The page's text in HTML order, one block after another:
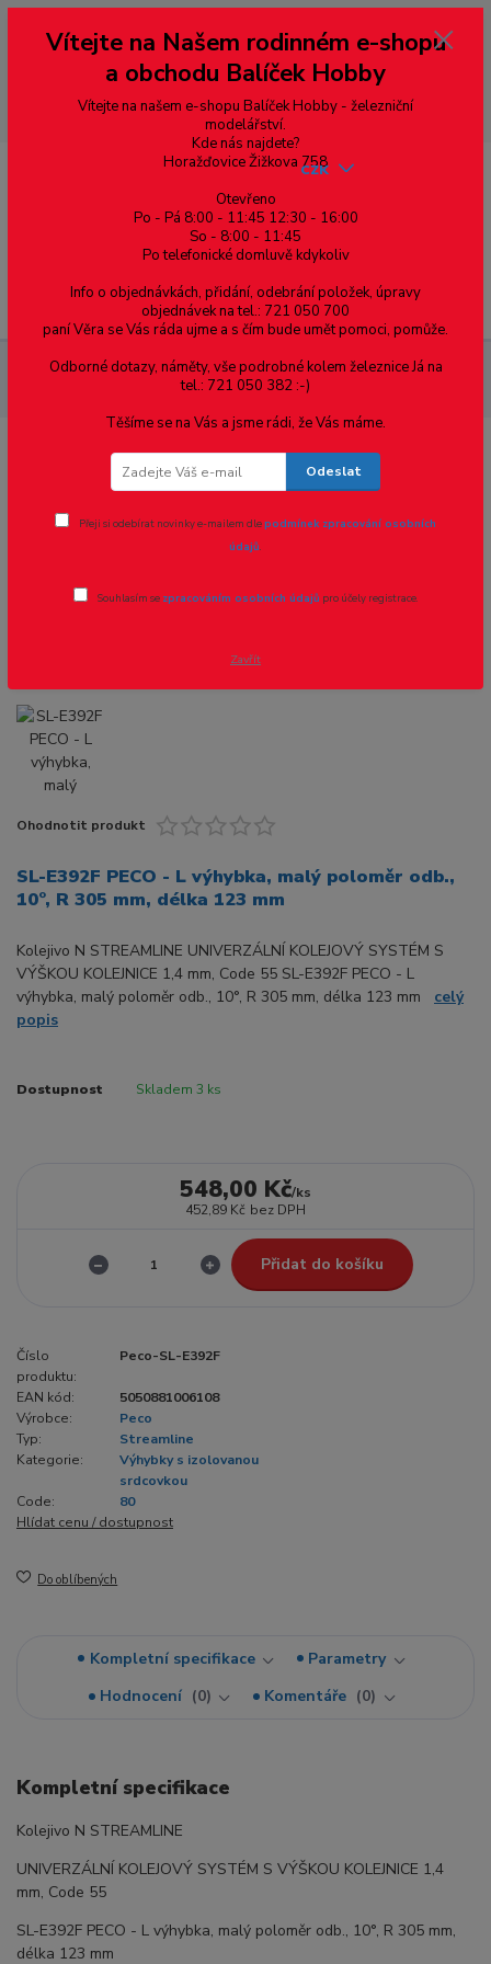
--- pro zákazníky ze Slovenska a jiných zemí, pokud chcete platit v eurech
přepněte si e-shop na euro 💶 pro přepočet měny - pravý horní roh ---
dobírky – pokud si z nějakého důvodu zásilku nevyzvednete, bude po
domluvě zaslána znovu s opětovnou platbou za poštovné, v opačném
případě bude zrušena a účet přidán na blacklist a rušeny následující
objednávky.
Menu
CZK
Železniční modelářství
SL-E392F PECO - L výhybka, malý
poloměr odb., 10°, R 305 mm, délka 123 mm
SL-E392F PECO - L výhybka, malý
poloměr odb., 10°, R 305 mm, délka
123 mm
Ohodnotit produkt
SL-E392F PECO - L výhybka, malý poloměr odb.,
10°, R 305 mm, délka 123 mm
Kolejivo N STREAMLINE UNIVERZÁLNÍ KOLEJOVÝ SYSTÉM S
VÝŠKOU KOLEJNICE 1,4 mm, Code 55 SL-E392F PECO - L
výhybka, malý poloměr odb., 10°, R 305 mm, délka 123 mm celý
popis
Dostupnost Skladem 3 ks
548,00 Kč/ks
452,89 Kč bez DPH
Přidat do košíku
Číslo
produktu:
Peco-SL-E392F
EAN kód:
5050881006108
Výrobce:
Peco
Typ:
Streamline
Kategorie:
Výhybky s izolovanou
srdcovkou
Code:
80
Hlídat cenu / dostupnost
Do oblíbených
Kompletní specifikace
Parametry
Hodnocení
0 Komentáře 0
Kompletní specifikace
Kolejivo N STREAMLINE
UNIVERZÁLNÍ KOLEJOVÝ SYSTÉM S VÝŠKOU KOLEJNICE 1,4
mm, Code 55
SL-E392F PECO - L výhybka, malý poloměr odb., 10°, R 305 mm,
délka 123 mm
Vítejte na Našem rodinném e-shopu
a obchodu Balíček Hobby
Vítejte na našem e-shopu Balíček Hobby - železniční
modelářství.
Kde nás najdete?
Horažďovice Žižkova 758
Otevřeno
Po - Pá 8:00 - 11:45 12:30 - 16:00
So - 8:00 - 11:45
Po telefonické domluvě kdykoliv
Info o objednávkách, přidání, odebrání položek, úpravy
objednávek na tel.: 721 050 700
paní Věra se Vás ráda ujme a s čím bude umět pomoci, pomůže.
Odborné dotazy, náměty, vše podrobné kolem železnice Já na
tel.: 721 050 382 :-)
Těšíme se na Vás a jsme rádi, že Vás máme.
Odeslat
Přeji si odebírat novinky e-mailem dlepodmínek zpracování osobních
údajů.
Souhlasím se zpracováním osobních údajů pro účely registrace.
Zavřít